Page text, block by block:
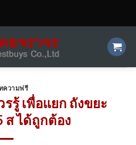
ความฟรี
รู้ เพื่อแยก ถังขยะ
ส ได้ถูกต้อง